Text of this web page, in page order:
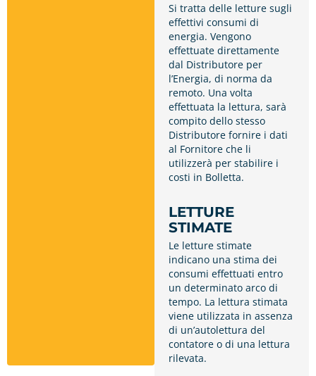
Si tratta delle letture sugli
effettivi consumi di
energia. Vengono
effettuate direttamente
dal Distributore per
l’Energia, di norma da
remoto. Una volta
effettuata la lettura, sarà
compito dello stesso
Distributore fornire i dati
al Fornitore che li
utilizzerà per stabilire i
costi in Bolletta.
LETTURE
STIMATE
Le letture stimate
indicano una stima dei
consumi effettuati entro
un determinato arco di
tempo. La lettura stimata
viene utilizzata in assenza
di un’autolettura del
contatore o di una lettura
rilevata.